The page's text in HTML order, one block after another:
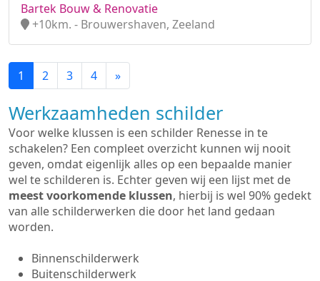
Bartek Bouw & Renovatie
+10km. - Brouwershaven, Zeeland
1 2 3 4 »
Werkzaamheden schilder
Voor welke klussen is een schilder Renesse in te
schakelen? Een compleet overzicht kunnen wij nooit
geven, omdat eigenlijk alles op een bepaalde manier
wel te schilderen is. Echter geven wij een lijst met de
meest voorkomende klussen, hierbij is wel 90% gedekt
van alle schilderwerken die door het land gedaan
worden.
Binnenschilderwerk
Buitenschilderwerk